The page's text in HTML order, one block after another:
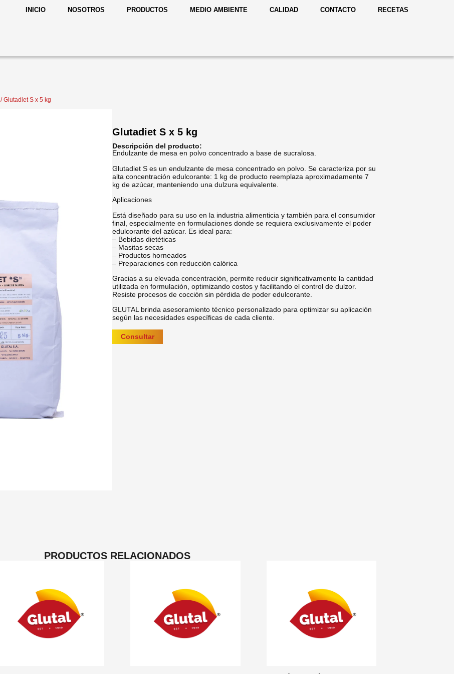
INICIO NOSOTROS PRODUCTOS MEDIO AMBIENTE CALIDAD CONTACTO RECETAS
/ Glutadiet S x 5 kg
Glutadiet S x 5 kg
Descripción del producto:
Endulzante de mesa en polvo concentrado a base de sucralosa.
Glutadiet S es un endulzante de mesa concentrado en polvo. Se caracteriza por su
alta concentración edulcorante: 1 kg de producto reemplaza aproximadamente 7
kg de azúcar, manteniendo una dulzura equivalente.
Aplicaciones
Está diseñado para su uso en la industria alimenticia y también para el consumidor
final, especialmente en formulaciones donde se requiera exclusivamente el poder
edulcorante del azúcar. Es ideal para:
– Bebidas dietéticas
– Masitas secas
– Productos horneados
– Preparaciones con reducción calórica
Gracias a su elevada concentración, permite reducir significativamente la cantidad
utilizada en formulación, optimizando costos y facilitando el control de dulzor.
Resiste procesos de cocción sin pérdida de poder edulcorante.
GLUTAL brinda asesoramiento técnico personalizado para optimizar su aplicación
según las necesidades específicas de cada cliente.
Consultar
PRODUCTOS RELACIONADOS